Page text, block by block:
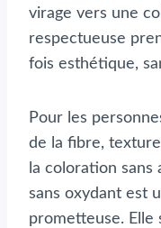
virage vers une
respectueuse
fois esthétique,
Pour les
de la fibre,
la coloration sans
sans oxydant est
prometteuse. Elle